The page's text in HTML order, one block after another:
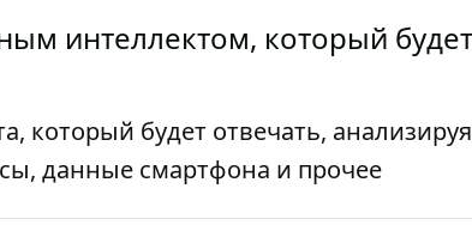
интеллектом, который
который будет отвечать,
данные смартфона и прочее